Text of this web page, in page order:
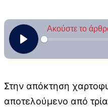
Στην απόκτηση
αποτελούμενο από